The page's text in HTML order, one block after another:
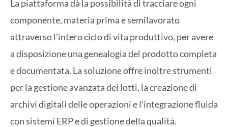
La piattaforma dà la possibilità di tracciare ogni
componente, materia prima e semilavorato
attraverso l’intero ciclo di vita produttivo, per avere
a disposizione una genealogia del prodotto completa
e documentata. La soluzione offre inoltre strumenti
per la gestione avanzata dei lotti, la creazione di
archivi digitali delle operazioni e l’integrazione fluida
con sistemi ERP e di gestione della qualità.